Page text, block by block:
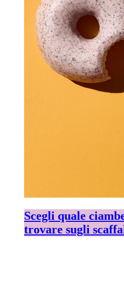
Scegli quale
trovare sugli